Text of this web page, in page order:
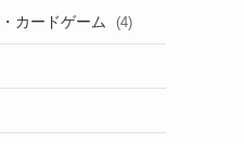
カードゲーム (4)